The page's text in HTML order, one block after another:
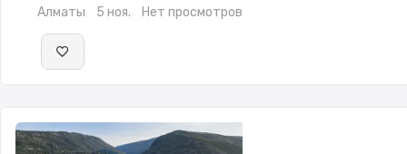
Алматы 5 ноя. Нет просмотров